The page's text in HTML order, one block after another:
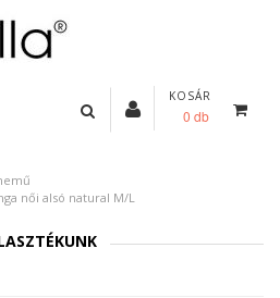
KOSÁR
0 db
női alsó natural M/L